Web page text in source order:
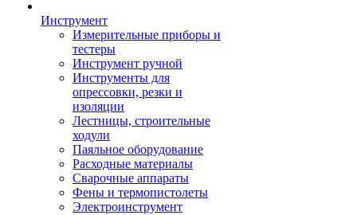
Инструмент
Измерительные приборы и
тестеры
Инструмент ручной
Инструменты для
опрессовки, резки и
изоляции
Лестницы, строительные
ходули
Паяльное оборудование
Расходные материалы
Сварочные аппараты
Фены и термопистолеты
Электроинструмент